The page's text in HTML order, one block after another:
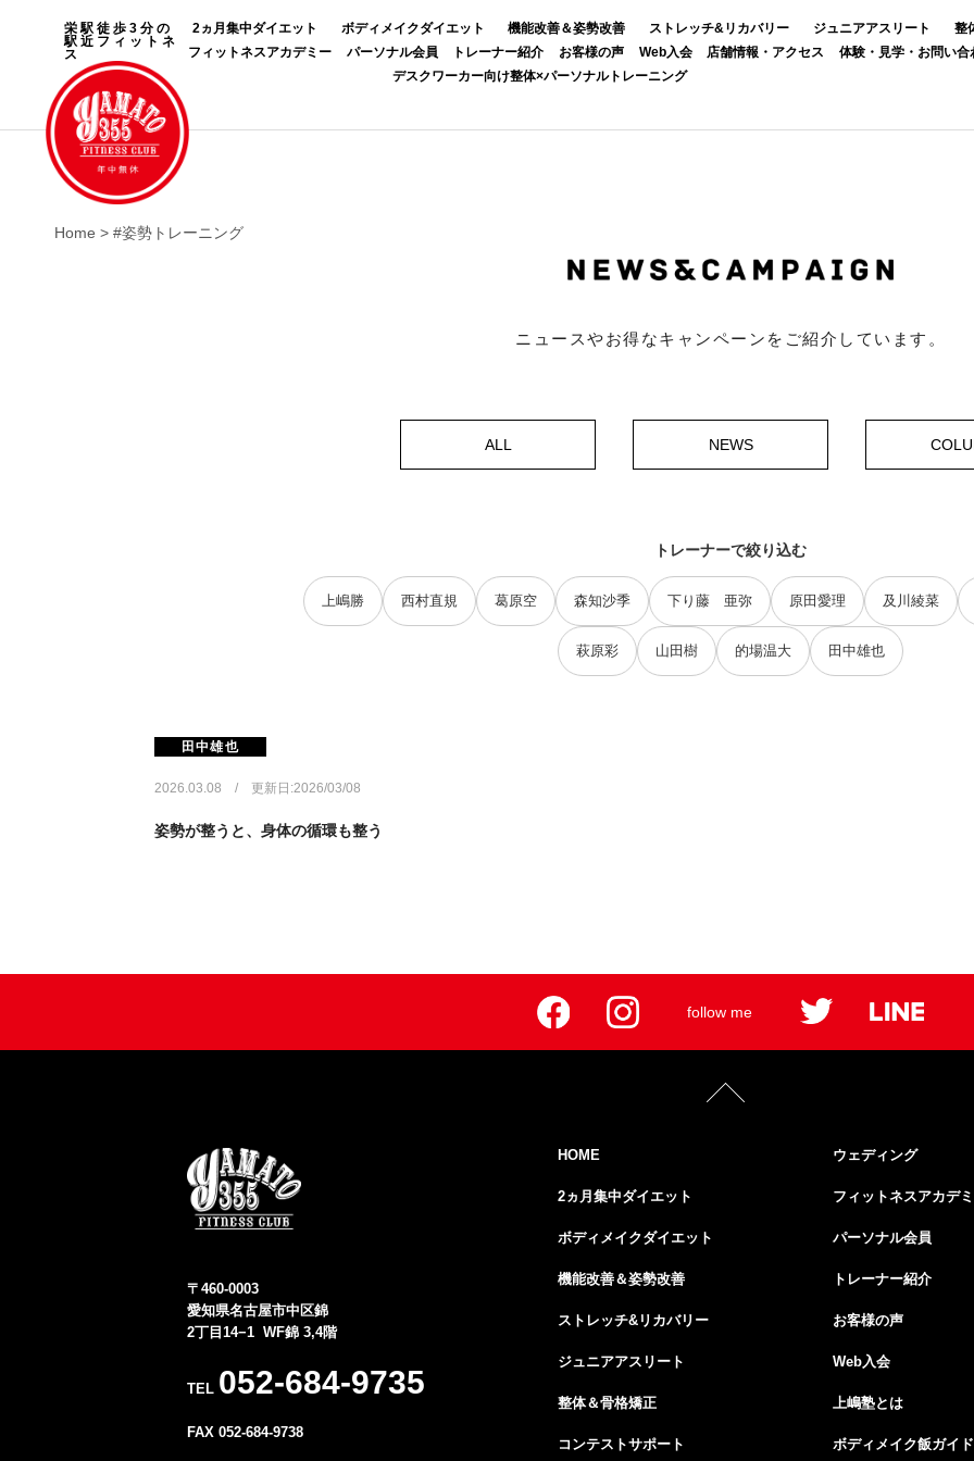
栄駅徒歩3分の
駅近フィットネ
ス
2ヵ月集中ダイエット ボディメイクダイエット 機能改善＆姿勢改善 ストレッチ&リカバリー ジュニアアスリート 整
フィットネスアカデミー
パーソナル会員 トレーナー紹介 お客様の声 Web入会 店舗情報・アクセス 体験・見学・お問い合
デスクワーカー向け整体×パーソナルトレーニング
Home > #姿勢トレーニング
ニュースやお得なキャンペーンをご紹介しています。
ALL NEWS
トレーナーで絞り込む
上嶋勝 西村直規 葛原空 森知沙季 下り藤 亜弥 原田愛理 及川綾菜
萩原彩 山田樹 的場温大 田中雄也
田中雄也
2026.03.08 / 更新日:2026/03/08
姿勢が整うと、身体の循環も整う
follow me
〒460-0003
愛知県名古屋市中区錦
2丁目14−1 WF錦 3,4階
TEL 052-684-9735
FAX 052-684-9738
HOME
2ヵ月集中ダイエット
ボディメイクダイエット
機能改善＆姿勢改善
ストレッチ&リカバリー
ジュニアアスリート
整体＆骨格矯正
コンテストサポート
ウェディング
フィットネスアカデ
パーソナル会員
トレーナー紹介
お客様の声
Web入会
上嶋塾とは
ボディメイク飯ガイド